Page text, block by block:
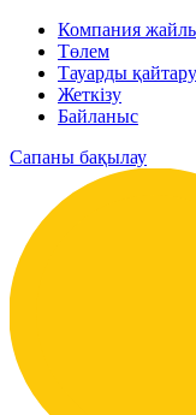
Компания
Төлем
Тауарды қайтару
Жеткізу
Байланыс
Сапаны бақылау